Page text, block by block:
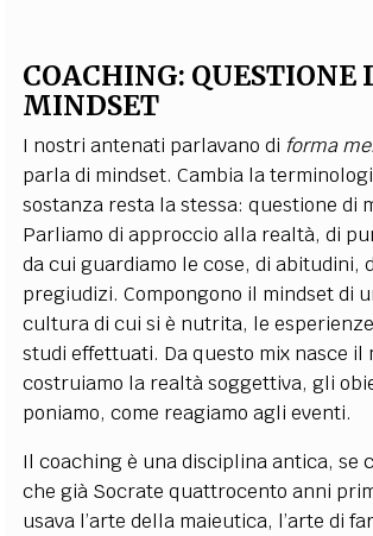
COACHING: QUESTIONE
MINDSET
I nostri antenati parlavano di forma
parla di mindset. Cambia la
sostanza resta la stessa: questione di
Parliamo di approccio alla realtà, di
da cui guardiamo le cose, di abitudini,
pregiudizi. Compongono il mindset di
cultura di cui si è nutrita, le
studi effettuati. Da questo mix nasce il
costruiamo la realtà soggettiva, gli
poniamo, come reagiamo agli eventi.
Il coaching è una disciplina antica, se
che già Socrate quattrocento anni
usava l’arte della maieutica, l’arte di